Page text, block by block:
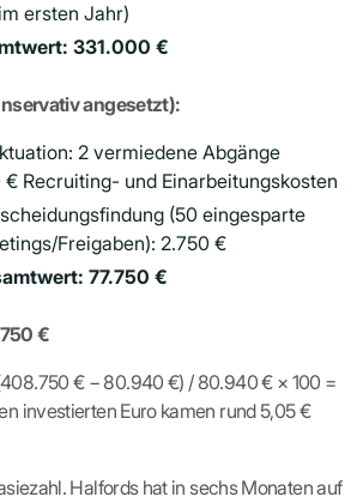
ersten Jahr)
331.000 €
angesetzt):
2 vermiedene Abgänge
Recruiting- und Einarbeitungskosten
(50 eingesparte
Freigaben): 2.750 €
77.750 €
€
€ − 80.940 €) / 80.940 € × 100 =
investierten Euro kamen rund 5,05 €
Halfords hat in sechs Monaten auf